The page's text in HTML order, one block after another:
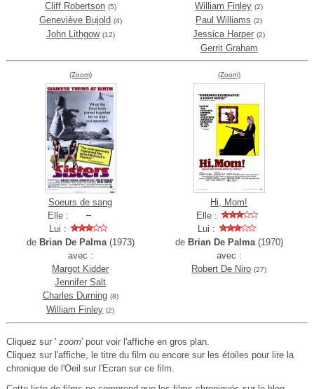
Cliff Robertson (5)
Geneviève Bujold (4)
John Lithgow (12)
William Finley (2)
Paul Williams (2)
Jessica Harper (2)
Gerrit Graham
(Zoom)
Soeurs de sang
Elle :
Lui :
de Brian De Palma(1973)
avec :
Margot Kidder
Jennifer Salt
Charles Durning (8)
William Finley (2)
(Zoom)
Hi, Mom!
Elle :
Lui :
de Brian De Palma(1970)
avec :
Robert De Niro (27)
Cliquez sur ' zoom' pour voir l'affiche en gros plan.
Cliquez sur l'affiche, le titre du film ou encore sur les étoiles pour lire la
chronique de l'Oeil sur l'Ecran sur ce film.